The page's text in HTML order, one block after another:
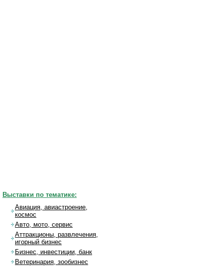
Выставки по тематике:
Авиация, авиастроение,
космос
Авто, мото, сервис
Аттракционы, развлечения,
игорный бизнес
Бизнес, инвестиции, банк
Ветеринария, зообизнес